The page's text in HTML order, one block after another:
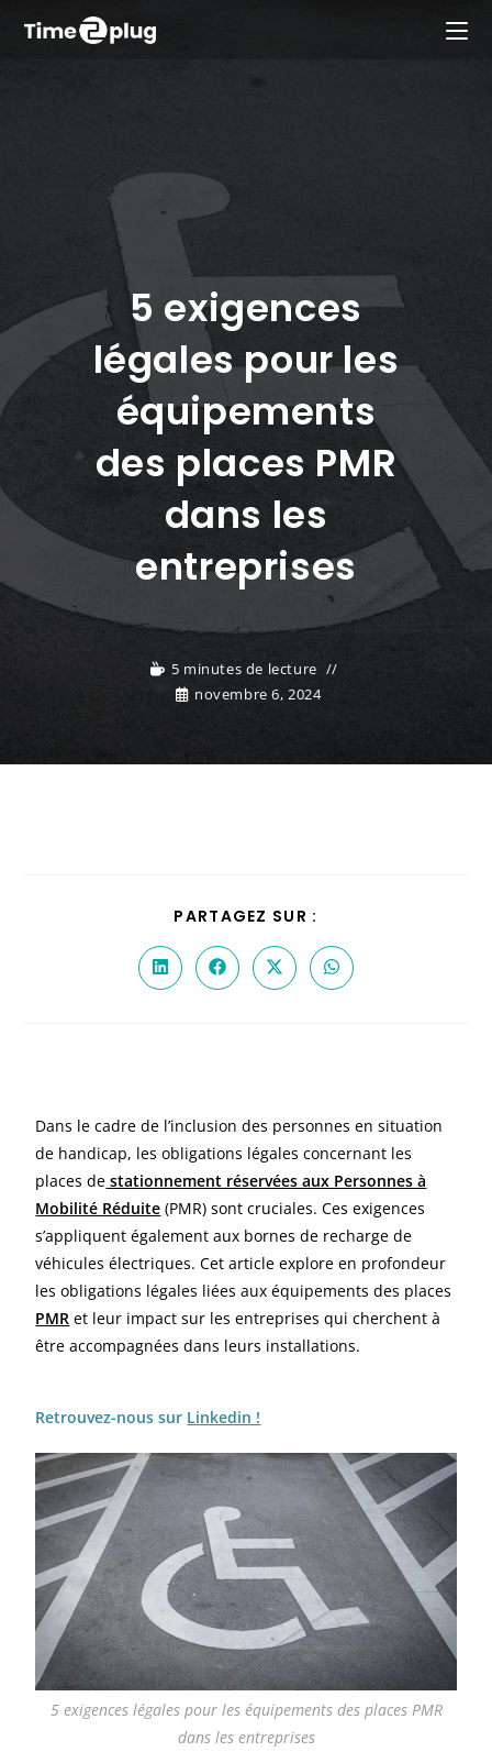
5 exigences
légales pour les
équipements
des places PMR
dans les
entreprises
5 minutes de lecture
novembre 6, 2024
PARTAGEZ SUR :
Dans le cadre de l’inclusion des personnes en situation
de handicap, les obligations légales concernant les
places de stationnement réservées aux Personnes à
Mobilité Réduite (PMR) sont cruciales. Ces exigences
s’appliquent également aux bornes de recharge de
véhicules électriques. Cet article explore en profondeur
les obligations légales liées aux équipements des places
PMR et leur impact sur les entreprises qui cherchent à
être accompagnées dans leurs installations.
Retrouvez-nous sur Linkedin !
5 exigences légales pour les équipements des places PMR
dans les entreprises